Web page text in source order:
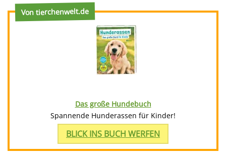
Von tierchenwelt.de
Das große Hundebuch
Spannende Hunderassen für Kinder!
BLICK INS BUCH WERFEN